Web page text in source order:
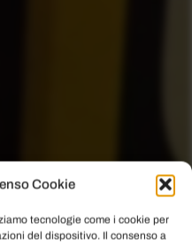
Cookie
tecnologie come i cookie per
del dispositivo. Il consenso a